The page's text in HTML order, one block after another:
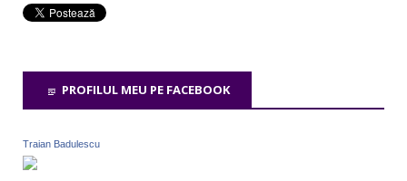
PROFILUL MEU PE FACEBOOK
Traian Badulescu